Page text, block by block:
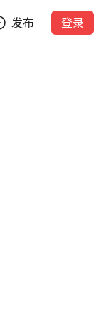
发布 登录